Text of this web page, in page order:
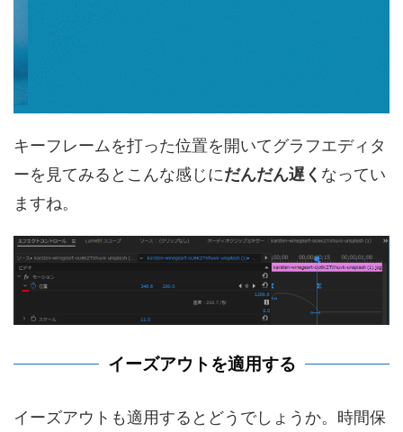
キーフレームを打った位置を開いてグラフエディタ
ーを見てみるとこんな感じにだんだん遅く なってい
ますね。
イーズアウトを適用する
イーズアウトも適用するとどうでしょうか。時間保